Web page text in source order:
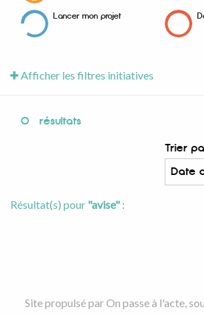
Lancer mon projet
Afficher les filtres initiatives
0 résultats
Trier
Résultat(s) pour "avise" :
Site propulsé parOn passe à l'acte,